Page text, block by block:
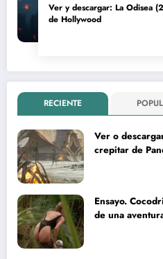
Ver y descargar: La Odisea
de Hollywood
RECIENTE
Ver o
crepitar de
Ensayo.
de una